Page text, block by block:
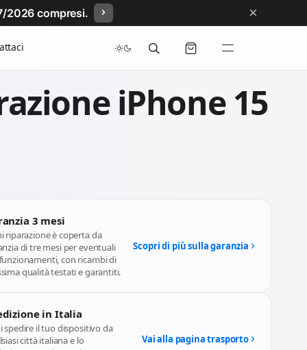
2026 compresi. ×
iPhone 15
3 mesi
riparazione è coperta da
di tre mesi per eventuali
con ricambi di
qualità testati e garantiti.
Scopri di più sulla garanzia
in Italia
spedire il tuo dispositivo da
città italiana e lo
Vai alla pagina trasporto